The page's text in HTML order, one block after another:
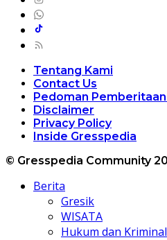
Tentang Kami
Contact Us
Pedoman
Disclaimer
Privacy Policy
Inside Gresspedia
© Gresspedia Community
Berita
Gresik
WISATA
Hukum dan Kriminal